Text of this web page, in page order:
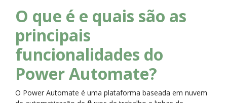
O que é e quais são as
principais
funcionalidades do
Power Automate?
O Power Automate é uma plataforma baseada em nuvem